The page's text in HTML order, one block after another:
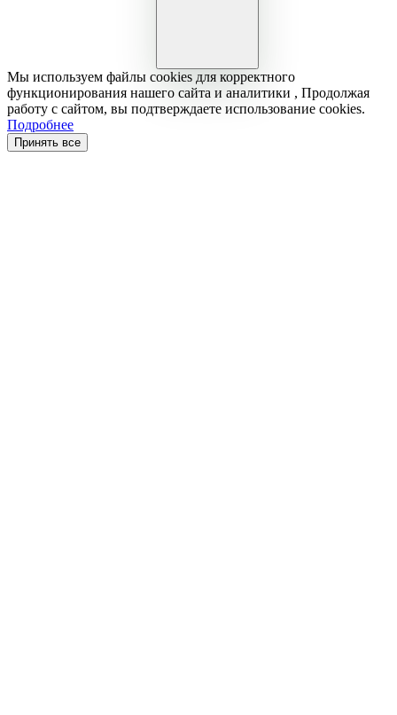
Мы используем файлы cookies для корректного
функционирования нашего сайта и аналитики , Продолжая
работу с сайтом, вы подтверждаете использование cookies.
Подробнее
Принять все